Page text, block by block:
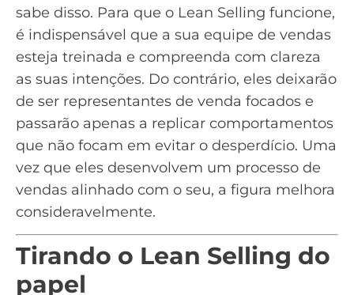
sabe disso. Para que o Lean Selling funcione,
é indispensável que a sua equipe de vendas
esteja treinada e compreenda com clareza
as suas intenções. Do contrário, eles deixarão
de ser representantes de venda focados e
passarão apenas a replicar comportamentos
que não focam em evitar o desperdício. Uma
vez que eles desenvolvem um processo de
vendas alinhado com o seu, a figura melhora
consideravelmente.
Tirando o Lean Selling do
papel